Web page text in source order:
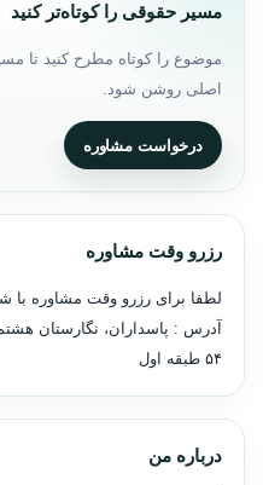
مسیر حقوقی را کوتاه‌تر کنید
موضوع را کوتاه مطرح کنید تا
اصلی روشن شود.
درخواست مشاوره
رزرو وقت مشاوره
لطفا برای رزرو وقت مشاوره با
آدرس : پاسداران، نگارستان
۵۴ طبقه اول
درباره من